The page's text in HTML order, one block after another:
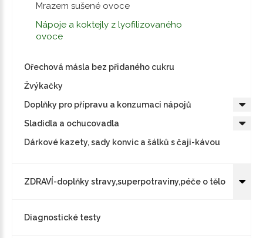
Mrazem sušené ovoce
Nápoje a koktejly z lyofilizovaného
ovoce
Ořechová másla bez přidaného cukru
Žvýkačky
Doplňky pro přípravu a konzumaci nápojů
Sladidla a ochucovadla
Dárkové kazety, sady konvic a šálků s čaji-kávou
ZDRAVÍ-doplňky stravy,superpotraviny,péče o tělo
Diagnostické testy